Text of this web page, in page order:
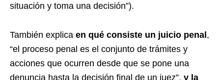
situación y toma una decisión”).
También explica en qué consiste un juicio penal,
“el proceso penal es el conjunto de trámites y
acciones que ocurren desde que se pone una
denuncia hasta la decisión final de un juez”, y la